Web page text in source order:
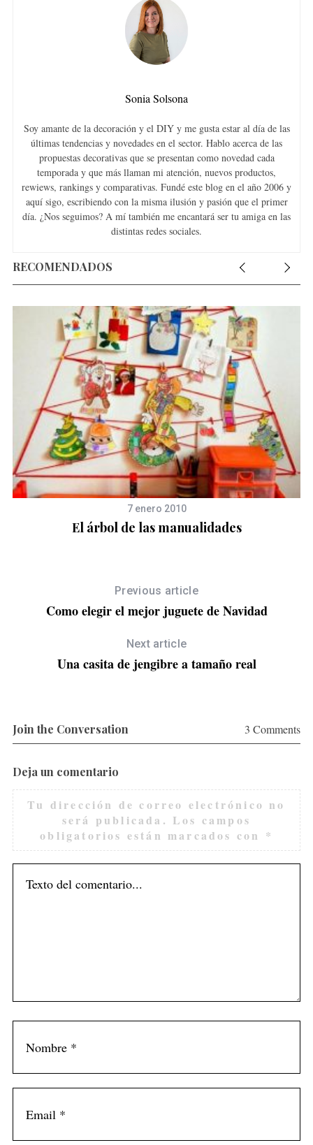
Sonia Solsona
Soy amante de la decoración y el DIY y me gusta estar al día de las
últimas tendencias y novedades en el sector. Hablo acerca de las
propuestas decorativas que se presentan como novedad cada
temporada y que más llaman mi atención, nuevos productos,
rewiews, rankings y comparativas. Fundé este blog en el año 2006 y
aquí sigo, escribiendo con la misma ilusión y pasión que el primer
día. ¿Nos seguimos? A mí también me encantará ser tu amiga en las
distintas redes sociales.
RECOMENDADOS
7 enero 2010
El árbol de las manualidades
Previous article
Como elegir el mejor juguete de Navidad
Next article
Una casita de jengibre a tamaño real
Join the Conversation 3 Comments
Deja un comentario
Tu dirección de correo electrónico no
será publicada. Los campos
obligatorios están marcados con *
e
a
c
h
f
r
: